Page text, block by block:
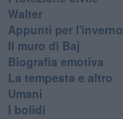
Walter
Appunti per l'inverno
Il muro di Baj
Biografia emotiva
La tempesta e altro
Umani
I bolidi